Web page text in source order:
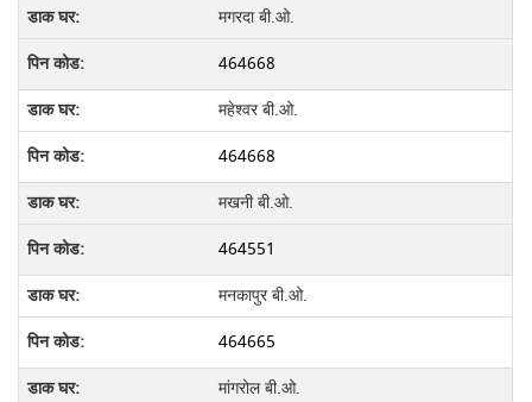
मगरदा बी.ओ.
464668
महेश्वर बी.ओ.
464668
मखनी बी.ओ.
464551
मनकापुर बी.ओ.
464665
मांगरोल बी.ओ.